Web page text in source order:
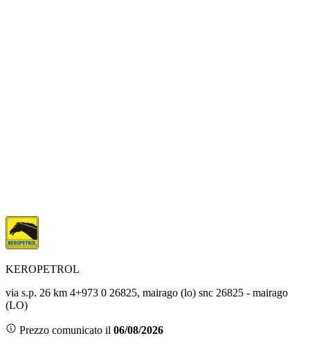
KEROPETROL
via s.p. 26 km 4+973 0 26825, mairago (lo) snc 26825 - mairago
(LO)
Prezzo comunicato il 06/08/2026